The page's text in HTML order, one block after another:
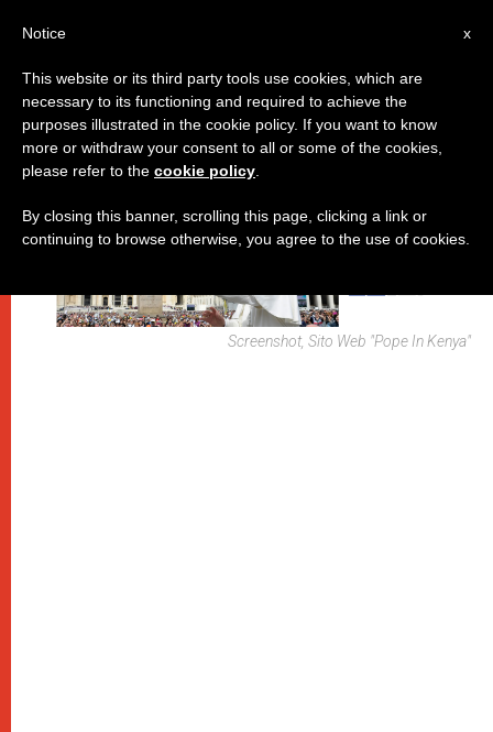
DICASTERI
Screenshot, Sito Web "Pope In Kenya"
x
Notice
This website or its third party tools use cookies, which are
necessary to its functioning and required to achieve the
purposes illustrated in the cookie policy. If you want to know
more or withdraw your consent to all or some of the cookies,
please refer to the cookie policy
By closing this banner, scrolling this page, clicking a link or
continuing to browse otherwise, you agree to the use of cookies.